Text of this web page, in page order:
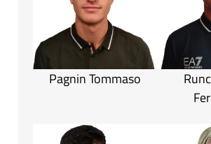
Pagnin Tommaso